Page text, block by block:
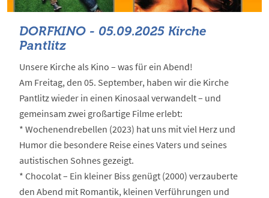
DORFKINO - 05.09.2025 Kirche
Pantlitz
Unsere Kirche als Kino – was für ein Abend!
Am Freitag, den 05. September, haben wir die Kirche
Pantlitz wieder in einen Kinosaal verwandelt – und
gemeinsam zwei großartige Filme erlebt:
* Wochenendrebellen (2023) hat uns mit viel Herz und
Humor die besondere Reise eines Vaters und seines
autistischen Sohnes gezeigt.
* Chocolat – Ein kleiner Biss genügt (2000) verzauberte
den Abend mit Romantik, kleinen Verführungen und